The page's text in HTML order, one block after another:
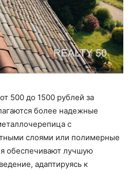
500 до 1500 рублей за
более надежные
с
слоями или полимерные
обеспечивают лучшую
адаптируясь к